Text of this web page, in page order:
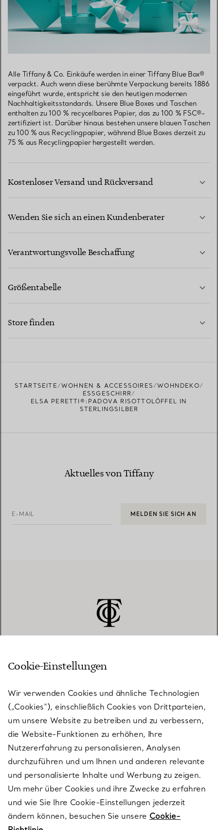
Alle Tiffany & Co. Einkäufe werden in einer Tiffany Blue Box®
verpackt. Auch wenn diese berühmte Verpackung bereits 1886
eingeführt wurde, entspricht sie den heutigen modernen
Nachhaltigkeitsstandards. Unsere Blue Boxes und Taschen
enthalten zu 100 % recycelbares Papier, das zu 100 % FSC®-
zertifiziert ist. Darüber hinaus bestehen unsere blauen Taschen
zu 100 % aus Recyclingpapier, während Blue Boxes derzeit zu
75 % aus Recyclingpapier hergestellt werden.
Kostenloser Versand und Rückversand
Wenden Sie sich an einen Kundenberater
Verantwortungsvolle Beschaffung
Größentabelle
Store finden
STARTSEITE WOHNEN & ACCESSOIRES
WOHNDEKO
ESSGESCHIRR
ELSA PERETTI®:PADOVA RISOTTOLÖFFEL IN
STERLINGSILBER
Aktuelles von Tiffany
E-MAIL MELDEN SIE SICH AN
KUNDENSERVICE
SERVICES
ÜBER TIFFANY & CO.
RECHTLICHE HINWEISE
Cookie-Einstellungen
Wir verwenden Cookies und ähnliche Technologien
(„Cookies“), einschließlich Cookies von Drittparteien,
um unsere Website zu betreiben und zu verbessern,
die Website-Funktionen zu erhöhen, Ihre
Nutzererfahrung zu personalisieren, Analysen
durchzuführen und um Ihnen und anderen relevante
und personalisierte Inhalte und Werbung zu zeigen.
Um mehr über Cookies und ihre Zwecke zu erfahren
und wie Sie Ihre Cookie-Einstellungen jederzeit
ändern können, besuchen Sie unsere Cookie-